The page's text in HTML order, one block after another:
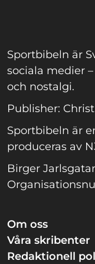
Sportbibeln är
sociala medier
och nostalgi.
Publisher:
Sportbibeln är
produceras av
Birger
Om oss
Våra skribenter
Redaktionell